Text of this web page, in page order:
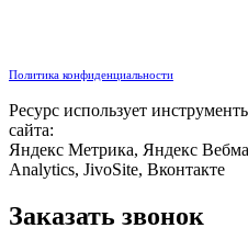
Политика конфиденциальности
Ресурс использует
сайта:
Яндекс Метрика, Яндекс
Analytics, JivoSite, Вконтакте
Заказать звонок